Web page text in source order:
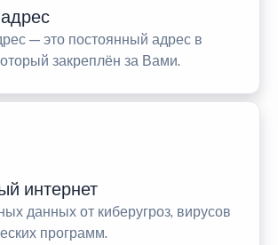
— это постоянный адрес в
закреплён за Вами.
интернет
данных от киберугроз, вирусов
программ.